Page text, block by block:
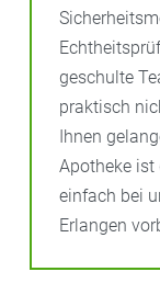
geschulte
praktisch
Ihnen
Apotheke ist
einfach bei
Erlangen